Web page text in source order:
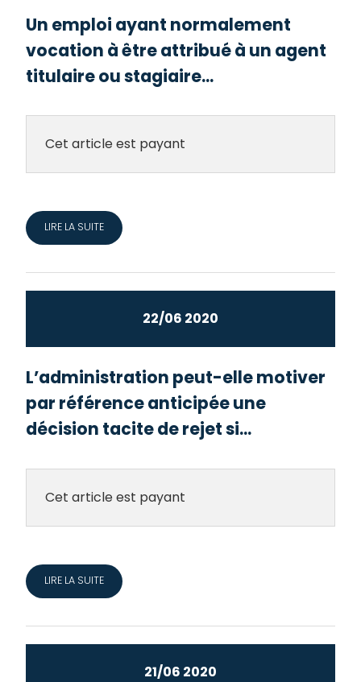
Un emploi ayant normalement
vocation à être attribué à un agent
titulaire ou stagiaire...
Cet article est payant
LIRE LA SUITE
22/06 2020
L’administration peut-elle motiver
par référence anticipée une
décision tacite de rejet si...
Cet article est payant
LIRE LA SUITE
21/06 2020